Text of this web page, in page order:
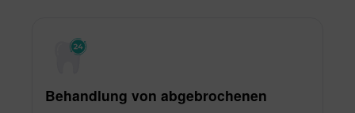
Behandlung von abgebrochenen